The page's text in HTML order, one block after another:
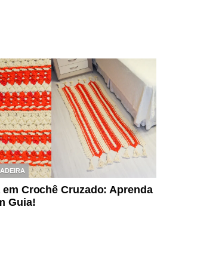
em Crochê Cruzado: Aprenda
Guia!